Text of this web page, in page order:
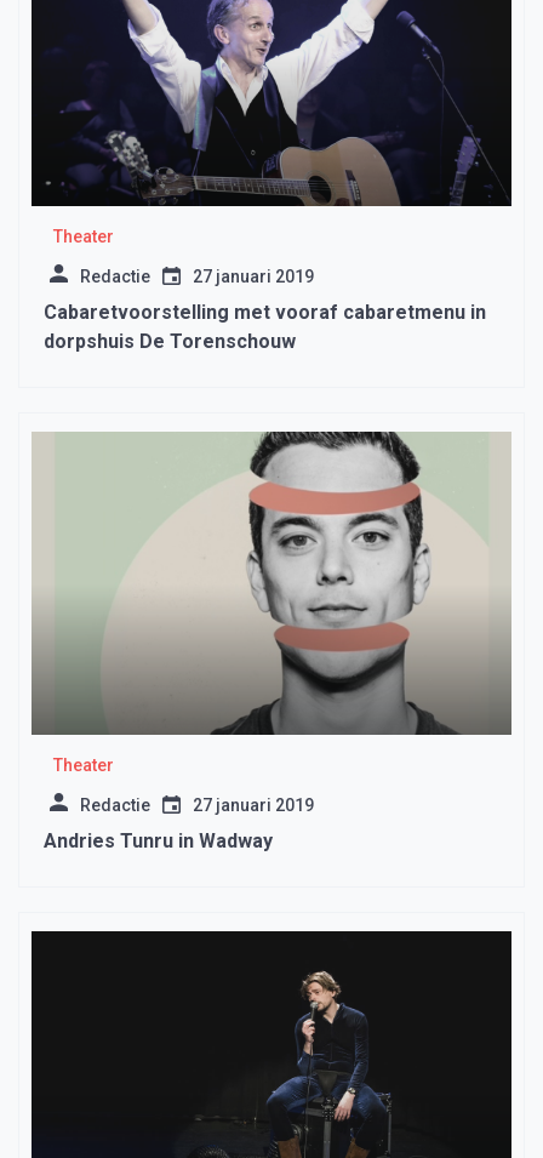
Theater
Redactie 27 januari 2019
Cabaretvoorstelling met vooraf cabaretmenu in
dorpshuis De Torenschouw
Theater
Redactie 27 januari 2019
Andries Tunru in Wadway